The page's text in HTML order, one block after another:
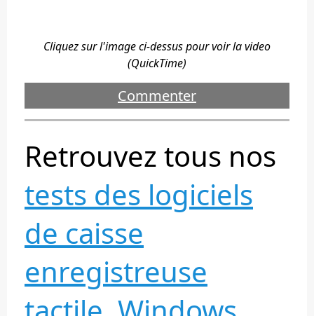
Cliquez sur l'image ci-dessus pour voir la video
(QuickTime)
Commenter
Retrouvez tous nos
tests des logiciels
de caisse
enregistreuse